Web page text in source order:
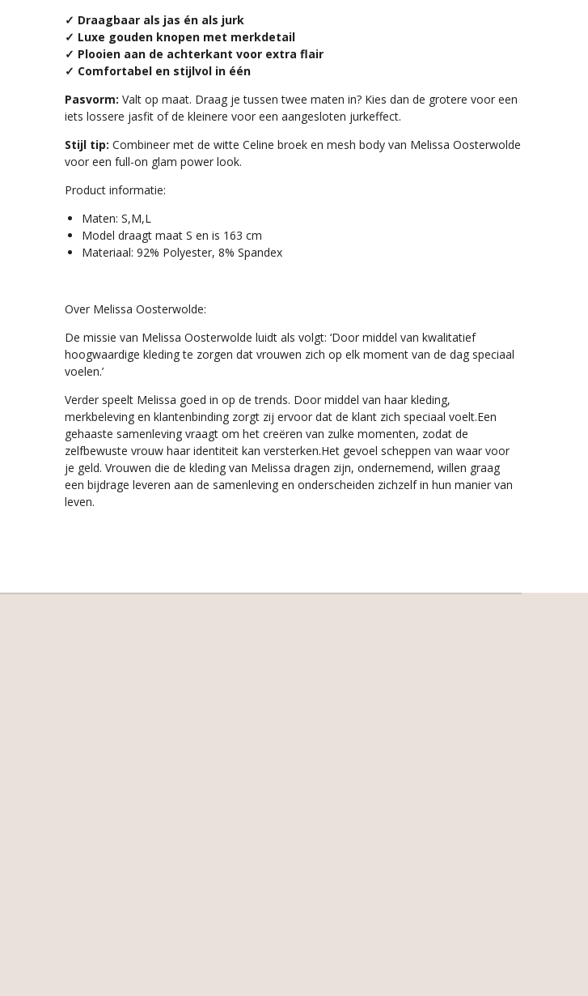
✓ Draagbaar als jas én als jurk
✓ Luxe gouden knopen met merkdetail
✓ Plooien aan de achterkant voor extra flair
✓ Comfortabel en stijlvol in één
Pasvorm: Valt op maat. Draag je tussen twee maten in? Kies dan de grotere voor een
iets lossere jasfit of de kleinere voor een aangesloten jurkeffect.
Stijl tip: Combineer met de witte Celine broek en mesh body van Melissa Oosterwolde
voor een full-on glam power look.
Product informatie:
Maten: S,M,L
Model draagt maat S en is 163 cm
Materiaal: 92% Polyester, 8% Spandex
Over Melissa Oosterwolde:
De missie van Melissa Oosterwolde luidt als volgt: ‘Door middel van kwalitatief
hoogwaardige kleding te zorgen dat vrouwen zich op elk moment van de dag speciaal
voelen.’
Verder speelt Melissa goed in op de trends. Door middel van haar kleding,
merkbeleving en klantenbinding zorgt zij ervoor dat de klant zich speciaal voelt.Een
gehaaste samenleving vraagt om het creëren van zulke momenten, zodat de
zelfbewuste vrouw haar identiteit kan versterken.Het gevoel scheppen van waar voor
je geld. Vrouwen die de kleding van Melissa dragen zijn, ondernemend, willen graag
een bijdrage leveren aan de samenleving en onderscheiden zichzelf in hun manier van
leven.